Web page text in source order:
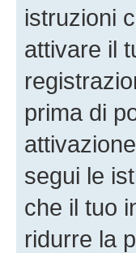
istruzioni
attivare il
prima di
segui le
che il tuo
ridurre la